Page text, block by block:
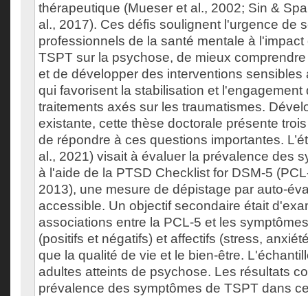
thérapeutique (Mueser et al., 2002; Sin &
al., 2017). Ces défis soulignent l'urgence de
professionnels de la santé mentale à
TSPT sur la psychose, de mieux
et de développer des interventions sensibles
qui favorisent la stabilisation et l'engagement
traitements axés sur les traumatismes.
existante, cette thèse doctorale présente
de répondre à ces questions importantes.
al., 2021) visait à évaluer la prévalence des
à l'aide de la PTSD Checklist for DSM-5
2013), une mesure de dépistage par auto-
accessible. Un objectif secondaire était
associations entre la PCL-5 et les
(positifs et négatifs) et affectifs (stress,
que la qualité de vie et le bien-être.
adultes atteints de psychose. Les résultats
prévalence des symptômes de TSPT dans